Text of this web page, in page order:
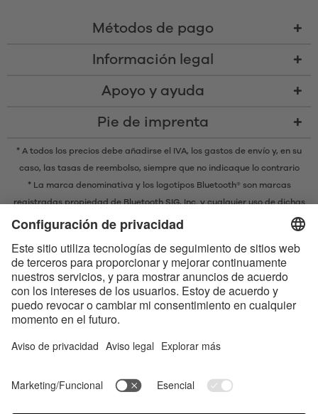
Métodos de pago
Información legal
Apoyo y ayuda
Pie de imprenta
* A todos los precios debe añadirse el IVA, los gastos de envío y, en su
caso, las tasas de reembolso, siempre que no indicaque lo contrario
* La marca denominativa y los logotipos Bluetooth® son marcas
registradas propiedad de Bluetooth SIG, Inc. y cualquier uso de dichas
marcas por parte de EIS GmbH se realiza bajo licencia.